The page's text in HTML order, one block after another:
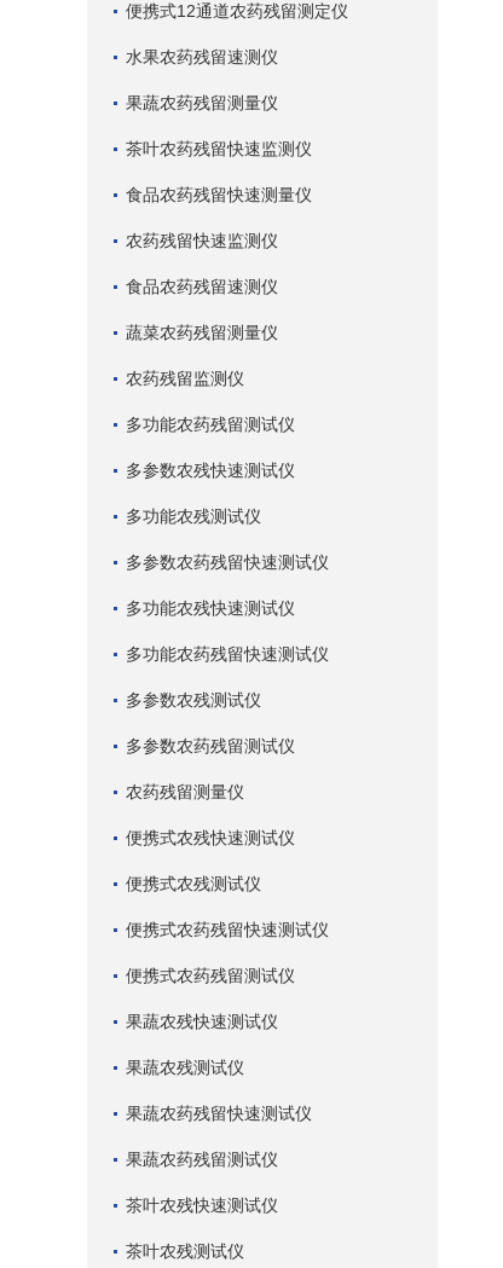
便携式12通道农药残留测定仪
水果农药残留速测仪
果蔬农药残留测量仪
茶叶农药残留快速监测仪
食品农药残留快速测量仪
农药残留快速监测仪
食品农药残留速测仪
蔬菜农药残留测量仪
农药残留监测仪
多功能农药残留测试仪
多参数农残快速测试仪
多功能农残测试仪
多参数农药残留快速测试仪
多功能农残快速测试仪
多功能农药残留快速测试仪
多参数农残测试仪
多参数农药残留测试仪
农药残留测量仪
便携式农残快速测试仪
便携式农残测试仪
便携式农药残留快速测试仪
便携式农药残留测试仪
果蔬农残快速测试仪
果蔬农残测试仪
果蔬农药残留快速测试仪
果蔬农药残留测试仪
茶叶农残快速测试仪
茶叶农残测试仪